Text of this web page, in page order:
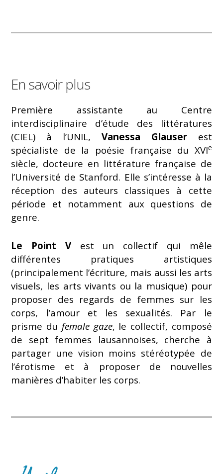
En savoir plus
Première assistante au Centre
interdisciplinaire d’étude des littératures
(CIEL) à l’UNIL, Vanessa Glauserest
spécialiste de la poésie française du XVIe
siècle, docteure en littérature française de
l’Université de Stanford. Elle s’intéresse à la
réception des auteurs classiques à cette
période et notamment aux questions de
genre.
Le Point V est un collectif qui mêle
différentes pratiques artistiques
(principalement l’écriture, mais aussi les arts
visuels, les arts vivants ou la musique) pour
proposer des regards de femmes sur les
corps, l’amour et les sexualités. Par le
prisme du female gaze, le collectif, composé
de sept femmes lausannoises, cherche à
partager une vision moins stéréotypée de
l’érotisme et à proposer de nouvelles
manières d’habiter les corps.